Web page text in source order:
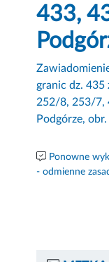
433,
granic dz.
252/8, 253/7,
Podgórze,
Ponowne
- odmienne